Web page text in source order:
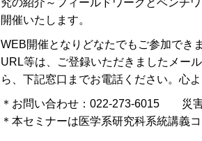
究の紹介～フィールドワークとベンチ
開催いたします。
WEB開催となりどなたでもご参加でき
URL等は、ご登録いただきましたメー
ら、下記窓口までお電話ください。心
＊お問い合わせ：022-273-6015 災
＊本セミナーは医学系研究科系統講義